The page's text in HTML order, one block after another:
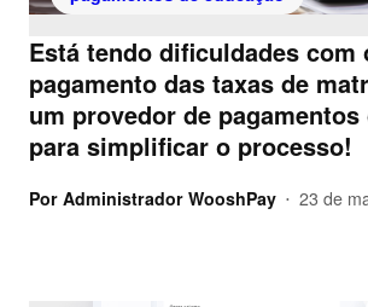
Está tendo dificuldades com
pagamento das taxas de
um provedor de
para simplificar o processo!
Por Administrador WooshPay • 23 de